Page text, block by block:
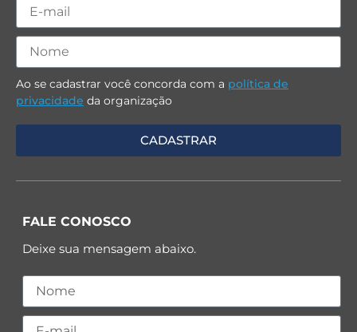
Ao se cadastrar você concorda com a política de
privacidade da organização
FALE CONOSCO
Deixe sua mensagem abaixo.